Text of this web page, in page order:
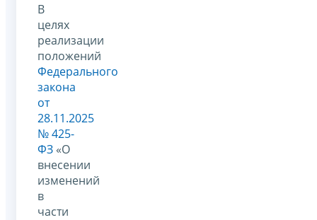
В
целях
реализации
положений
Федерального
закона
от
28.11.2025
№ 425-
ФЗ «О
внесении
изменений
в
части